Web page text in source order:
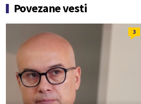
Povezane vesti
3